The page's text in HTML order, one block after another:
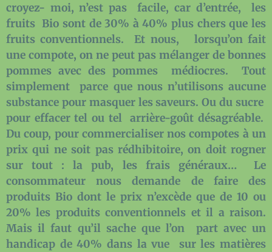
croyez- moi, n’est pas facile, car d’entrée, les
fruits Bio sont de 30% à 40% plus chers que les
fruits conventionnels. Et nous, lorsqu’on fait
une compote, on ne peut pas mélanger de bonnes
pommes avec des pommes médiocres. Tout
simplement parce que nous n’utilisons aucune
substance pour masquer les saveurs. Ou du sucre
pour effacer tel ou tel arrière-goût désagréable.
Du coup, pour commercialiser nos compotes à un
prix qui ne soit pas rédhibitoire, on doit rogner
sur tout : la pub, les frais généraux… Le
consommateur nous demande de faire des
produits Bio dont le prix n’excède que de 10 ou
20% les produits conventionnels et il a raison.
Mais il faut qu’il sache que l’on part avec un
handicap de 40% dans la vue sur les matières